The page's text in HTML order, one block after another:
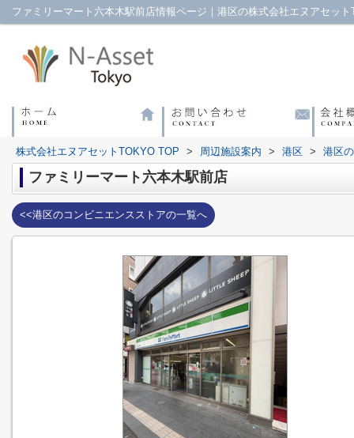
ファミリーマート六本木駅前店情報ページ｜港区の株式会社エヌアセット
株式会社エヌアセットTOKYO TOP > 周辺施設案内 > 港区 > 港区
ファミリーマート六本木駅前店
<<港区のコンビニエンスストアの一覧へ